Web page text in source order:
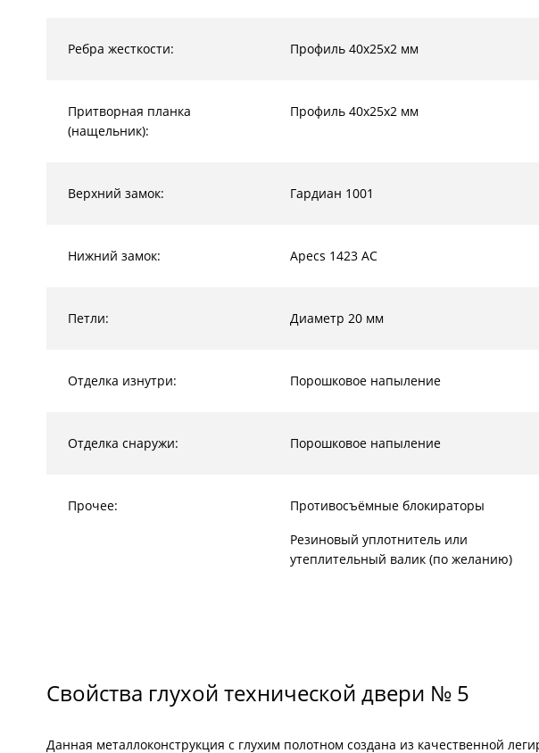
Ребра жесткости: Профиль 40х25х2 мм
Притворная планка
(нащельник):
Профиль 40х25х2 мм
Верхний замок: Гардиан 1001
Нижний замок: Apecs 1423 AC
Петли: Диаметр 20 мм
Отделка изнутри: Порошковое напыление
Отделка снаружи: Порошковое напыление
Прочее:
Противосъёмные блокираторы
Резиновый уплотнитель или
утеплительный валик (по желанию)
Свойства глухой технической двери № 5
Данная металлоконструкция с глухим полотном создана из качественной